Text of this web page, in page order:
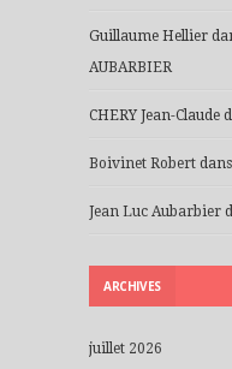
Guillaume Hellier
AUBARBIER
CHERY Jean-Claude
Boivinet Robert dans
Jean Luc Aubarbier
ARCHIVES
juillet 2026